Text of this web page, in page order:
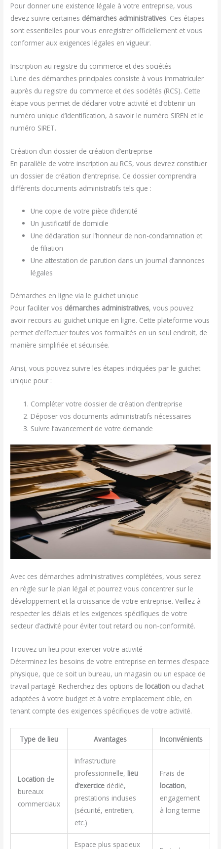
Pour donner une existence légale à votre entreprise, vous
devez suivre certaines démarches administratives. Ces étapes
sont essentielles pour vous enregistrer officiellement et vous
conformer aux exigences légales en vigueur.
Inscription au registre du commerce et des sociétés
L’une des démarches principales consiste à vous immatriculer
auprès du registre du commerce et des sociétés (RCS). Cette
étape vous permet de déclarer votre activité et d’obtenir un
numéro unique d’identification, à savoir le numéro SIREN et le
numéro SIRET.
Création d’un dossier de création d’entreprise
En parallèle de votre inscription au RCS, vous devrez constituer
un dossier de création d’entreprise. Ce dossier comprendra
différents documents administratifs tels que :
Une copie de votre pièce d’identité
Un justificatif de domicile
Une déclaration sur l’honneur de non-condamnation et
de filiation
Une attestation de parution dans un journal d’annonces
légales
Démarches en ligne via le guichet unique
Pour faciliter vos démarches administratives, vous pouvez
avoir recours au guichet unique en ligne. Cette plateforme vous
permet d’effectuer toutes vos formalités en un seul endroit, de
manière simplifiée et sécurisée.
Ainsi, vous pouvez suivre les étapes indiquées par le guichet
unique pour :
Compléter votre dossier de création d’entreprise
Déposer vos documents administratifs nécessaires
Suivre l’avancement de votre demande
Avec ces démarches administratives complétées, vous serez
en règle sur le plan légal et pourrez vous concentrer sur le
développement et la croissance de votre entreprise. Veillez à
respecter les délais et les exigences spécifiques de votre
secteur d’activité pour éviter tout retard ou non-conformité.
Trouvez un lieu pour exercer votre activité
Déterminez les besoins de votre entreprise en termes d’espace
physique, que ce soit un bureau, un magasin ou un espace de
travail partagé. Recherchez des options de location ou d’achat
adaptées à votre budget et à votre emplacement cible, en
tenant compte des exigences spécifiques de votre activité.
Type de lieu Avantages Inconvénients
Locationde
bureaux
commerciaux
Infrastructure
professionnelle, lieu
d’exercicedédié,
prestations incluses
(sécurité, entretien,
etc.)
Frais de
location,
engagement
à long terme
Espace plus spacieux